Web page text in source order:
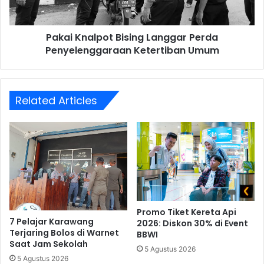
Umum
Pakai Knalpot Bising Langgar Perda
Penyelenggaraan Ketertiban Umum
Related Articles
7 Pelajar Karawang
Terjaring Bolos di Warnet
Saat Jam Sekolah
5 Agustus 2026
Promo Tiket Kereta Api
2026: Diskon 30% di Event
BBWI
5 Agustus 2026